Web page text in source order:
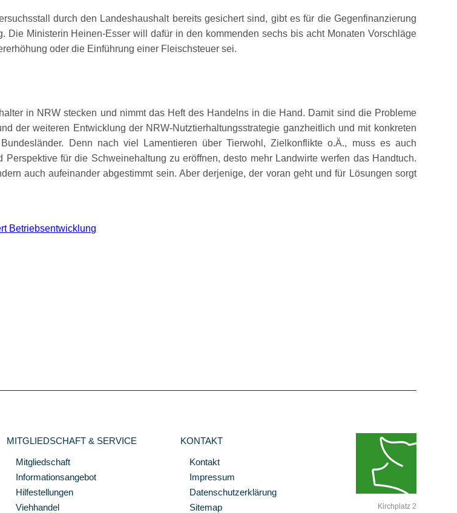
durch den Landeshaushalt bereits gesichert sind, gibt es für die Gegenfinanzierung
Ministerin Heinen-Esser will dafür in den kommenden sechs bis acht Monaten Vorschläge
oder die Einführung einer Fleischsteuer sei.
in NRW stecken und nimmt das Heft des Handelns in die Hand. Damit sind die Probleme
der weiteren Entwicklung der NRW-Nutztierhaltungsstrategie ganzheitlich und mit konkreten
Denn nach viel Lamentieren über Tierwohl, Zielkonflikte o.Ä., muss es auch
für die Schweinehaltung zu eröffnen, desto mehr Landwirte werfen das Handtuch.
auch aufeinander abgestimmt sein. Aber derjenige, der voran geht und für Lösungen sorgt
Betriebsentwicklung
MITGLIEDSCHAFT & SERVICE
Mitgliedschaft
Informationsangebot
Hilfestellungen
Viehhandel
KONTAKT
Kontakt
Impressum
Datenschutzerklärung
Sitemap
Kirchplatz 2